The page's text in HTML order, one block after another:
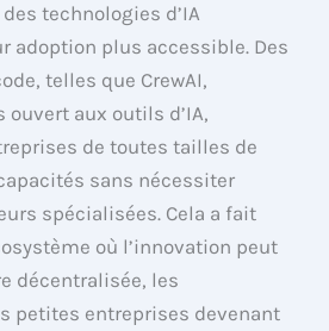
technologies d’IA
adoption plus accessible. Des
telles que CrewAI,
aux outils d’IA,
de toutes tailles de
sans nécessiter
spécialisées. Cela a fait
où l’innovation peut
décentralisée, les
petites entreprises devenant